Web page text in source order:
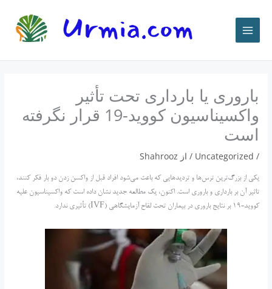
باروری یا بارداری تحت تأثیر
واکسیناسیون کووید-19 قرار نگرفته
است
/
Uncategorized / از Shahrooz
یکی از بزرگ‌ترین ترس‌ها و تردیدهایی که باعث می‌شود افراد قبل از واکسن زدن دو بار فکر کنند،
تاثیر آن بر بارداری و باروری است. اکنون، یک مطالعه جدید نشان داده است که واکسیناسیون علیه
کووید-19 بر نتایج باروری در بیماران تحت لقاح آزمایشگاهی (IVF) تأثیری ندارد.